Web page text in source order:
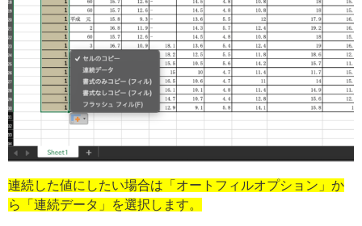
連続した値にしたい場合は「オートフィルオプション」か
ら「連続データ」を選択します。